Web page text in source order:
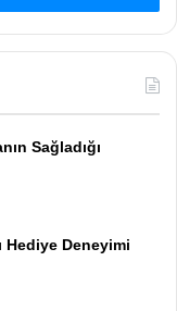
Sağladığı
Hediye Deneyimi